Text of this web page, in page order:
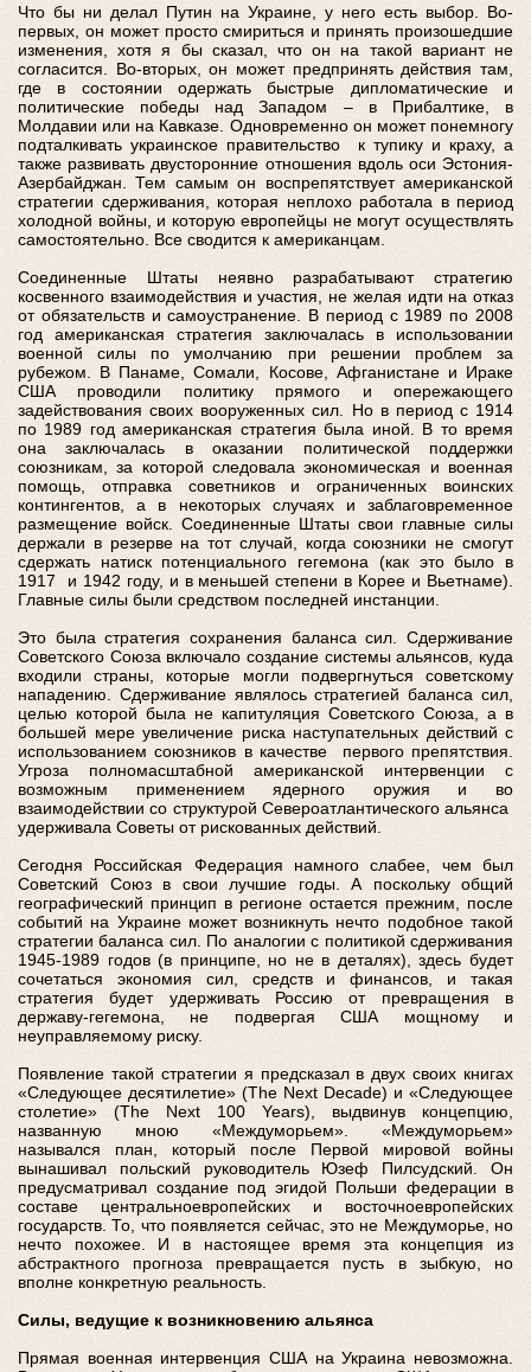
Что бы ни делал Путин на Украине, у него есть выбор. Во-
первых, он может просто смириться и принять произошедшие
изменения, хотя я бы сказал, что он на такой вариант не
согласится. Во-вторых, он может предпринять действия там,
где в состоянии одержать быстрые дипломатические и
политические победы над Западом – в Прибалтике, в
Молдавии или на Кавказе. Одновременно он может понемногу
подталкивать украинское правительство к тупику и краху, а
также развивать двусторонние отношения вдоль оси Эстония-
Азербайджан. Тем самым он воспрепятствует американской
стратегии сдерживания, которая неплохо работала в период
холодной войны, и которую европейцы не могут осуществлять
самостоятельно. Все сводится к американцам.
Соединенные Штаты неявно разрабатывают стратегию
косвенного взаимодействия и участия, не желая идти на отказ
от обязательств и самоустранение. В период с 1989 по 2008
год американская стратегия заключалась в использовании
военной силы по умолчанию при решении проблем за
рубежом. В Панаме, Сомали, Косове, Афганистане и Ираке
США проводили политику прямого и опережающего
задействования своих вооруженных сил. Но в период с 1914
по 1989 год американская стратегия была иной. В то время
она заключалась в оказании политической поддержки
союзникам, за которой следовала экономическая и военная
помощь, отправка советников и ограниченных воинских
контингентов, а в некоторых случаях и заблаговременное
размещение войск. Соединенные Штаты свои главные силы
держали в резерве на тот случай, когда союзники не смогут
сдержать натиск потенциального гегемона (как это было в
1917 и 1942 году, и в меньшей степени в Корее и Вьетнаме).
Главные силы были средством последней инстанции.
Это была стратегия сохранения баланса сил. Сдерживание
Советского Союза включало создание системы альянсов, куда
входили страны, которые могли подвергнуться советскому
нападению. Сдерживание являлось стратегией баланса сил,
целью которой была не капитуляция Советского Союза, а в
большей мере увеличение риска наступательных действий с
использованием союзников в качестве первого препятствия.
Угроза полномасштабной американской интервенции с
возможным применением ядерного оружия и во
взаимодействии со структурой Североатлантического альянса
удерживала Советы от рискованных действий.
Сегодня Российская Федерация намного слабее, чем был
Советский Союз в свои лучшие годы. А поскольку общий
географический принцип в регионе остается прежним, после
событий на Украине может возникнуть нечто подобное такой
стратегии баланса сил. По аналогии с политикой сдерживания
1945-1989 годов (в принципе, но не в деталях), здесь будет
сочетаться экономия сил, средств и финансов, и такая
стратегия будет удерживать Россию от превращения в
державу-гегемона, не подвергая США мощному и
неуправляемому риску.
Появление такой стратегии я предсказал в двух своих книгах
«Следующее десятилетие» (The Next Decade) и «Следующее
столетие» (The Next 100 Years), выдвинув концепцию,
названную мною «Междуморьем». «Междуморьем»
назывался план, который после Первой мировой войны
вынашивал польский руководитель Юзеф Пилсудский. Он
предусматривал создание под эгидой Польши федерации в
составе центральноевропейских и восточноевропейских
государств. То, что появляется сейчас, это не Междуморье, но
нечто похожее. И в настоящее время эта концепция из
абстрактного прогноза превращается пусть в зыбкую, но
вполне конкретную реальность.
Силы, ведущие к возникновению альянса
Прямая военная интервенция США на Украина невозможна.